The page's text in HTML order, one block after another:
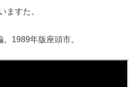
ますた。
1989年版座頭市。